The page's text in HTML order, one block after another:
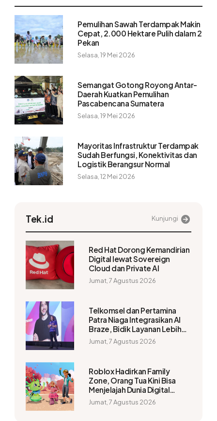
Pemulihan Sawah Terdampak Makin
Cepat, 2.000 Hektare Pulih dalam 2
Pekan
Selasa, 19 Mei 2026
Semangat Gotong Royong Antar-
Daerah Kuatkan Pemulihan
Pascabencana Sumatera
Selasa, 19 Mei 2026
Mayoritas Infrastruktur Terdampak
Sudah Berfungsi, Konektivitas dan
Logistik Berangsur Normal
Selasa, 12 Mei 2026
Tek.id Kunjungi
Red Hat Dorong Kemandirian
Digital lewat Sovereign
Cloud dan Private AI
Jumat, 7 Agustus 2026
Telkomsel dan Pertamina
Patra Niaga Integrasikan AI
Braze, Bidik Layanan Lebih
Personal
Jumat, 7 Agustus 2026
Roblox Hadirkan Family
Zone, Orang Tua Kini Bisa
Menjelajah Dunia Digital
Bersama Anak
Jumat, 7 Agustus 2026